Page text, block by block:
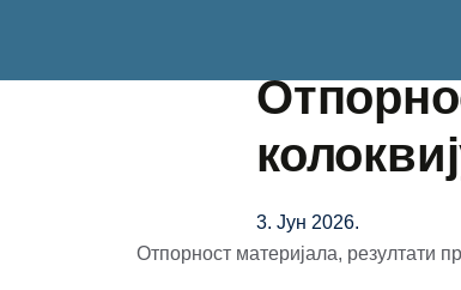
3. Јун 2026.
Отпорност материјала, резултати